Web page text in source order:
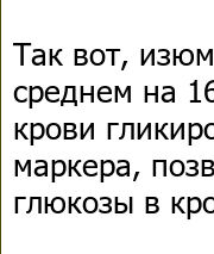
Так вот,
среднем на
крови
маркера,
глюкозы в